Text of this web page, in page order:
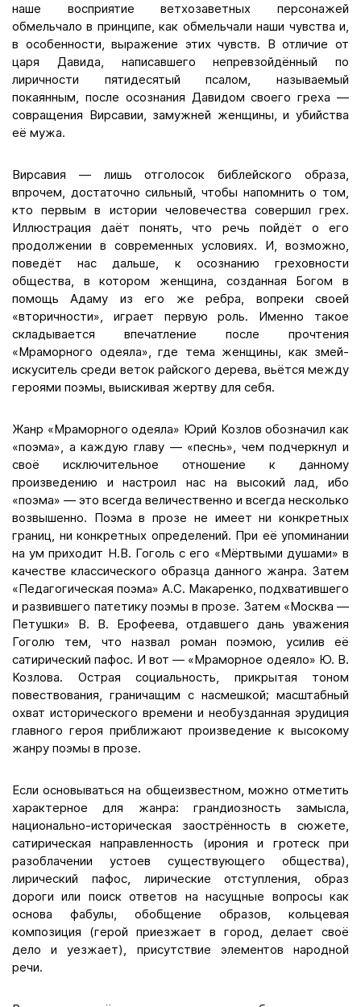
наше восприятие ветхозаветных персонажей
обмельчало в принципе, как обмельчали наши чувства и,
в особенности, выражение этих чувств. В отличие от
царя Давида, написавшего непревзойдённый по
лиричности пятидесятый псалом, называемый
покаянным, после осознания Давидом своего греха —
совращения Вирсавии, замужней женщины, и убийства
её мужа.
Вирсавия — лишь отголосок библейского образа,
впрочем, достаточно сильный, чтобы напомнить о том,
кто первым в истории человечества совершил грех.
Иллюстрация даёт понять, что речь пойдёт о его
продолжении в современных условиях. И, возможно,
поведёт нас дальше, к осознанию греховности
общества, в котором женщина, созданная Богом в
помощь Адаму из его же ребра, вопреки своей
«вторичности», играет первую роль. Именно такое
складывается впечатление после прочтения
«Мраморного одеяла», где тема женщины, как змей-
искуситель среди веток райского дерева, вьётся между
героями поэмы, выискивая жертву для себя.
Жанр «Мраморного одеяла» Юрий Козлов обозначил как
«поэма», а каждую главу — «песнь», чем подчеркнул и
своё исключительное отношение к данному
произведению и настроил нас на высокий лад, ибо
«поэма» — это всегда величественно и всегда несколько
возвышенно. Поэма в прозе не имеет ни конкретных
границ, ни конкретных определений. При её упоминании
на ум приходит Н.В. Гоголь с его «Мёртвыми душами» в
качестве классического образца данного жанра. Затем
«Педагогическая поэма» А.С. Макаренко, подхватившего
и развившего патетику поэмы в прозе. Затем «Москва —
Петушки» В. В. Ерофеева, отдавшего дань уважения
Гоголю тем, что назвал роман поэмою, усилив её
сатирический пафос. И вот — «Мраморное одеяло» Ю. В.
Козлова. Острая социальность, прикрытая тоном
повествования, граничащим с насмешкой; масштабный
охват исторического времени и необузданная эрудиция
главного героя приближают произведение к высокому
жанру поэмы в прозе.
Если основываться на общеизвестном, можно отметить
характерное для жанра: грандиозность замысла,
национально-историческая заострённость в сюжете,
сатирическая направленность (ирония и гротеск при
разоблачении устоев существующего общества),
лирический пафос, лирические отступления, образ
дороги или поиск ответов на насущные вопросы как
основа фабулы, обобщение образов, кольцевая
композиция (герой приезжает в город, делает своё
дело и уезжает), присутствие элементов народной
речи.